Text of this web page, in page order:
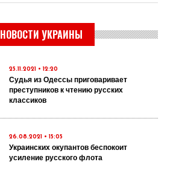
НОВОСТИ УКРАИНЫ
25.11.2021 • 12:20
Судья из Одессы приговаривает
преступников к чтению русских
классиков
26.08.2021 • 15:05
Украинских окупантов беспокоит
усиление русского флота